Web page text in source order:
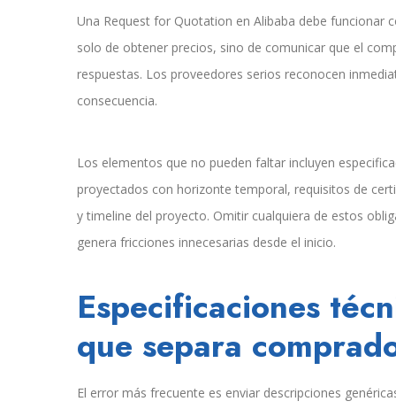
Una Request for Quotation en Alibaba debe funcionar
solo de obtener precios, sino de comunicar que el
respuestas. Los proveedores serios reconocen
consecuencia.
Los elementos que no pueden faltar incluyen
proyectados con horizonte temporal, requisitos de
y timeline del proyecto. Omitir cualquiera de estos
genera fricciones innecesarias desde el inicio.
Especificaciones
que separa
El error más frecuente es enviar descripciones